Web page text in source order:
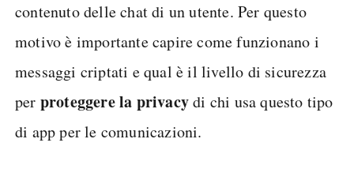
contenuto delle chat di un utente. Per questo
motivo è importante capire come funzionano i
messaggi criptati e qual è il livello di sicurezza
per proteggere la privacydi chi usa questo tipo
di app per le comunicazioni.